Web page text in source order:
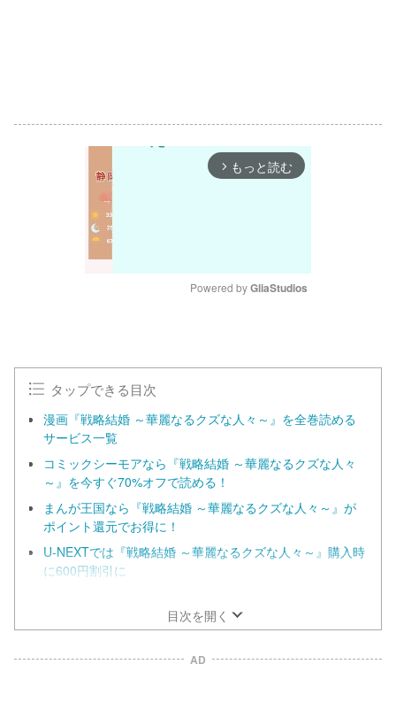
arrow_forward_ios もっと読む
Powered by GliaStudios
タップできる目次
漫画『戦略結婚 ～華麗なるクズな人々～』を全巻読める
サービス一覧
コミックシーモアなら『戦略結婚 ～華麗なるクズな人々
～』を今すぐ70%オフで読める！
まんが王国なら『戦略結婚 ～華麗なるクズな人々～』が
ポイント還元でお得に！
U-NEXTでは『戦略結婚 ～華麗なるクズな人々～』購入時
に600円割引に
目次を開く
AD